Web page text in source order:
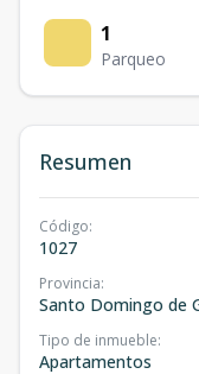
1
Parqueo
Resumen
Código:
1027
Provincia:
Santo Domingo de
Tipo de inmueble:
Apartamentos